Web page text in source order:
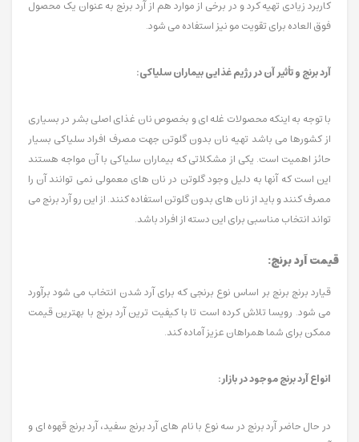
کاربرد زیادی تهیه کرد و در برخی از موارد هم از آرد برنج به عنوان یک محصول
فوق العاده برای تقویت مو نیز استفاده می شود.
آرد برنج و تأثیر آن در رژیم غذایی بیماران سلیاکی:
با توجه به اینکه محصولات غله ای و بخصوص نان غذای اصلی بشر در بسیاری
از کشورها می باشد تهیه نان بدون گلوتن جهت مصرف افراد سلیاکی بسیار
حائز اهمیت است. یکی از مشکلاتی که بیماران سلیاکی با آن مواجه هستند
این است که آنها به دلیل وجود گلوتن در نان های معمولی نمی توانند آن را
مصرف کنند و باید از نان های بدون گلوتن استفاده کنند. از این رو آرد برنج می
تواند انتخاب مناسبی برای این دسته از افراد باشد.
قیمت آرد برنج:
قیارد برنج برنج بر اساس نوع برنجی که برای آرد شدن انتخاب می شود برآورد
می شود. رویسا تلاش کرده است تا با کیفیت ترین آرد برنج با بهترین قیمت
ممکن برای شما همراهان عزیز آماده کند.
انواع آرد برنج موجود در بازار:
در حال حاضر آرد برنج در سه نوع با نام های آرد برنج سفید، آرد برنج قهوه ای و